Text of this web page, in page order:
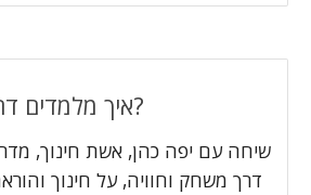
איך מלמדים דרך משחק וחוויה?
שיחה עם יפה כהן, אשת חינוך,
דרך משחק וחוויה, על חינוך